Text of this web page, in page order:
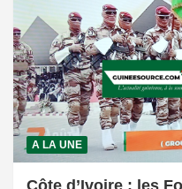
A LA UNE
Côte d’Ivoire : les